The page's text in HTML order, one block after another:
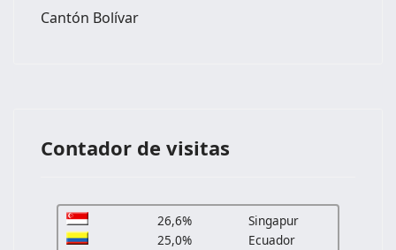
Cantón Bolívar
Contador de visitas
26,6%
Singapur
25,0%
Ecuador